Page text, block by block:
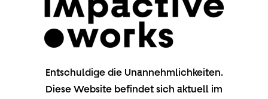
Entschuldige die Unannehmlichkeiten.
Diese Website befindet sich aktuell im